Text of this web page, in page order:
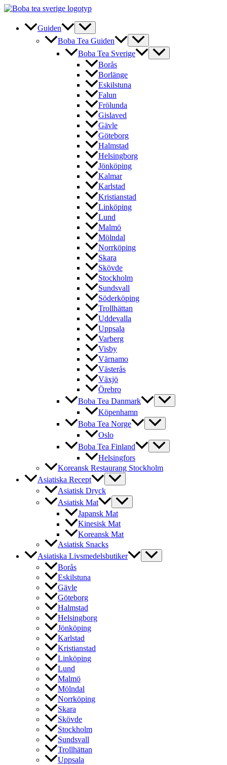
Hoppa
innehåll
Guiden
Boba Tea Guiden
Boba Tea Sverige
Borås
Borlänge
Eskilstuna
Falun
Frölunda
Gislaved
Gävle
Göteborg
Halmstad
Helsingborg
Jönköping
Kalmar
Karlstad
Kristianstad
Linköping
Lund
Malmö
Mölndal
Norrköping
Skara
Skövde
Stockholm
Sundsvall
Söderköping
Trollhättan
Uddevalla
Uppsala
Varberg
Visby
Värnamo
Västerås
Växjö
Örebro
Boba Tea Danmark
Köpenhamn
Boba Tea Norge
Oslo
Boba Tea Finland
Helsingfors
Koreansk Restaurang Stockholm
Asiatiska Recept
Asiatisk Dryck
Asiatisk Mat
Japansk Mat
Kinesisk Mat
Koreansk Mat
Asiatisk Snacks
Asiatiska Livsmedelsbutiker
Borås
Eskilstuna
Gävle
Göteborg
Halmstad
Helsingborg
Jönköping
Karlstad
Kristianstad
Linköping
Lund
Malmö
Mölndal
Norrköping
Skara
Skövde
Stockholm
Sundsvall
Trollhättan
Uppsala